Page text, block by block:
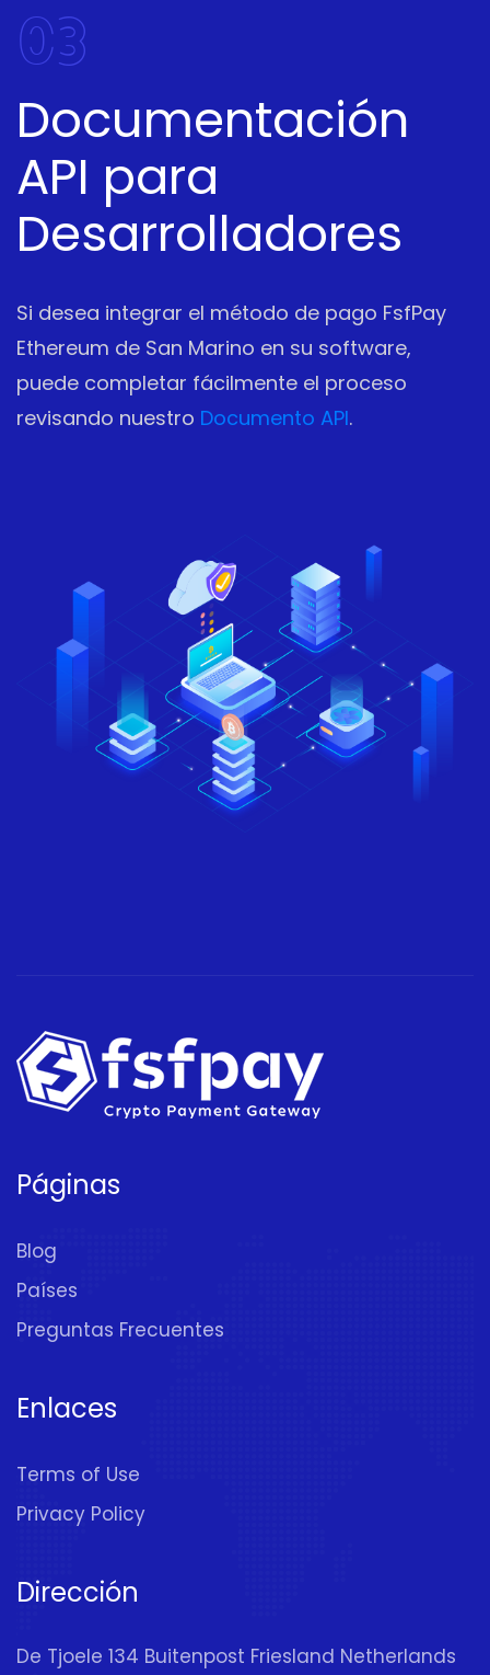
03
Documentación
API para
Desarrolladores
Si desea integrar el método de pago FsfPay
Ethereum de San Marino en su software,
puede completar fácilmente el proceso
revisando nuestro Documento API.
Páginas
Blog
Países
Preguntas Frecuentes
Enlaces
Terms of Use
Privacy Policy
Dirección
De Tjoele 134 Buitenpost Friesland Netherlands